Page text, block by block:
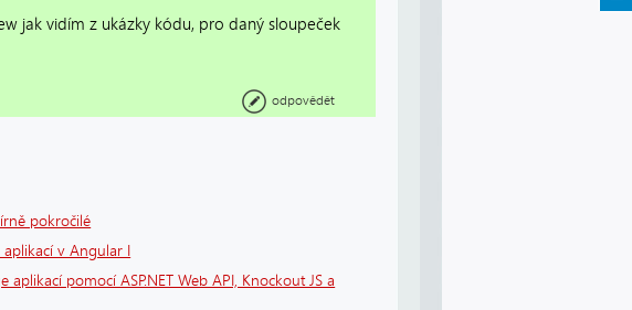
jak vidím z ukázky kódu, pro daný sloupeček
odpovědět
pokročilé
v Angular I
aplikací pomocí ASP.NET Web API, Knockout JS a